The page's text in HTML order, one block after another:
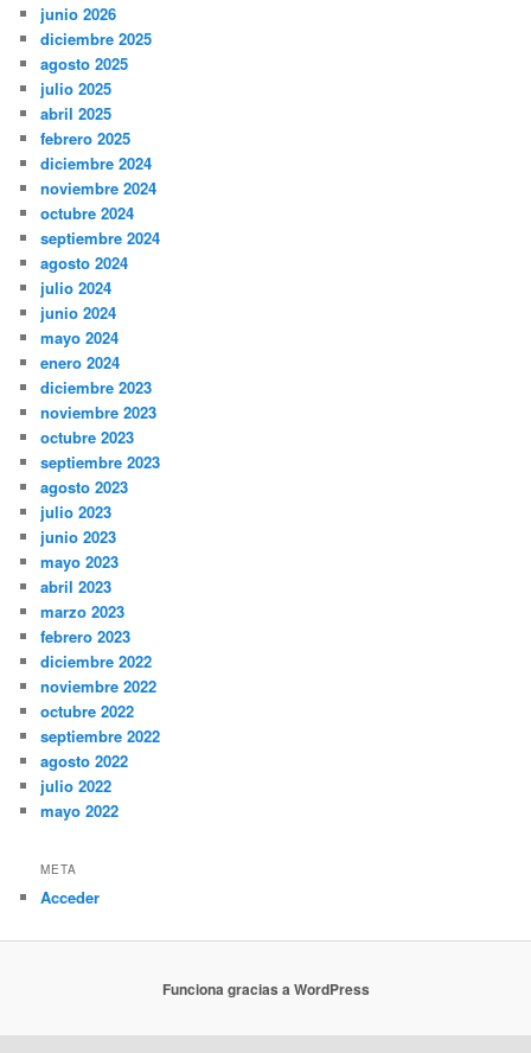
junio 2026
diciembre 2025
agosto 2025
julio 2025
abril 2025
febrero 2025
diciembre 2024
noviembre 2024
octubre 2024
septiembre 2024
agosto 2024
julio 2024
junio 2024
mayo 2024
enero 2024
diciembre 2023
noviembre 2023
octubre 2023
septiembre 2023
agosto 2023
julio 2023
junio 2023
mayo 2023
abril 2023
marzo 2023
febrero 2023
diciembre 2022
noviembre 2022
octubre 2022
septiembre 2022
agosto 2022
julio 2022
mayo 2022
META
Acceder
Funciona gracias a WordPress